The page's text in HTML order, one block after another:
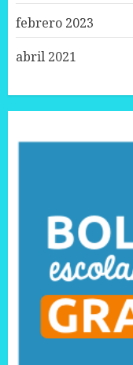
febrero 2023
abril 2021